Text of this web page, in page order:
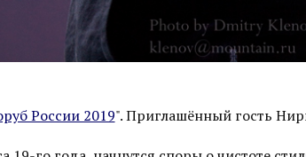
России 2019". Приглашённый гость